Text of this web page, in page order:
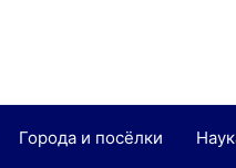
Города и посёлки